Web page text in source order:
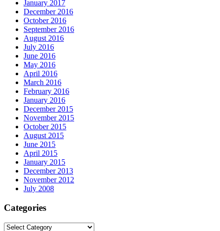
January 2017
December 2016
October 2016
September 2016
August 2016
July 2016
June 2016
May 2016
April 2016
March 2016
February 2016
January 2016
December 2015
November 2015
October 2015
August 2015
June 2015
April 2015
January 2015
December 2013
November 2012
July 2008
Categories